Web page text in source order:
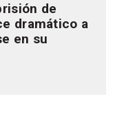
de
dramático a
en su